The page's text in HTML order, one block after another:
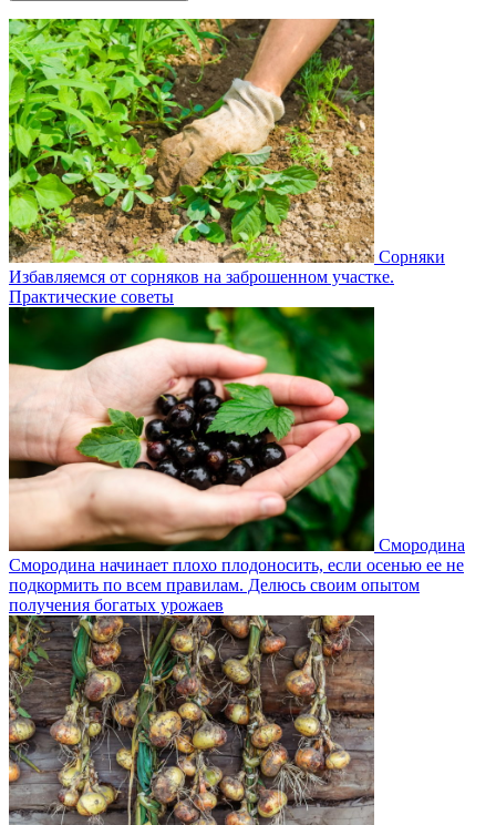
Сорняки
Избавляемся от сорняков на заброшенном участке.
Практические советы
Смородина
Смородина начинает плохо плодоносить, если осенью ее не
подкормить по всем правилам. Делюсь своим опытом
получения богатых урожаев